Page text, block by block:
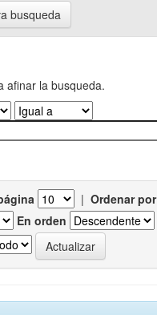
busqueda
afinar la busqueda.
| Ordenar por
En orden